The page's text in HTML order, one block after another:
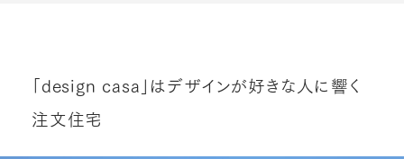
「design casa」はデザインが好きな人に響く
注文住宅